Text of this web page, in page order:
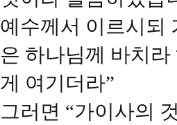
예수께서 이르시되
은 하나님께 바치
게 여기더라”
그러면 “가이사의